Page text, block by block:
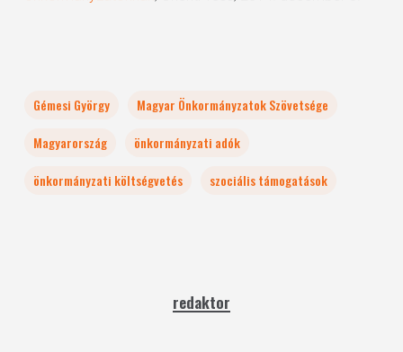
Gémesi György
Magyar Önkormányzatok Szövetsége
Magyarország
önkormányzati adók
önkormányzati költségvetés
szociális támogatások
redaktor